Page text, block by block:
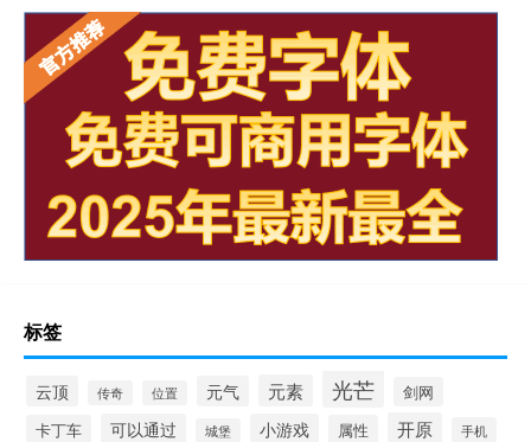
标签
云顶 传奇 位置 元气 元素 光芒
剑网
卡丁车
可以通过 城堡 小游戏 属性 开原 手机